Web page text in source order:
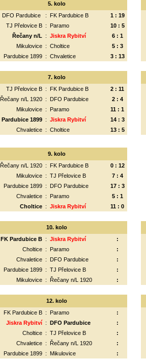
5. kolo
DFO Pardubice
: FK Pardubice B 1 : 19
TJ Přelovice B
: Paramo 10 : 5
Řečany n/L
: Jiskra Rybitví 6 : 1
Mikulovice
: Choltice 5 : 3
Pardubice 1899
: Chvaletice 3 : 13
7. kolo
TJ Přelovice B
: FK Pardubice B 2 : 11
Řečany n/L 1920
: DFO Pardubice 2 : 4
Mikulovice
: Paramo 11 : 1
Pardubice 1899
: Jiskra Rybitví 14 : 3
Chvaletice
: Choltice 13 : 5
9. kolo
Řečany n/L 1920
: FK Pardubice B
0 : 12
Mikulovice
: TJ Přelovice B
7 : 4
Pardubice 1899
: DFO Pardubice
17 : 3
Chvaletice
: Paramo
5 : 1
Choltice
: Jiskra Rybitví 11 : 0
10. kolo
FK Pardubice B
: Jiskra Rybitví :
Choltice
: Paramo :
Chvaletice
: DFO Pardubice :
Pardubice 1899
: TJ Přelovice B :
Mikulovice
: Řečany n/L 1920 :
12. kolo
FK Pardubice B
: Paramo :
Jiskra Rybitví
: DFO Pardubice :
Choltice
: TJ Přelovice B :
Chvaletice
: Řečany n/L 1920 :
Pardubice 1899
: Mikulovice :